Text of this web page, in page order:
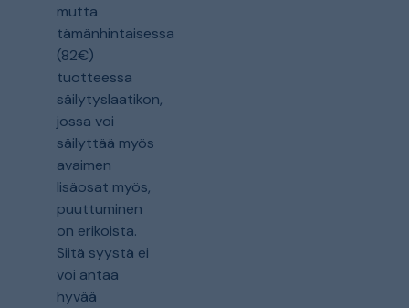
mutta
tämänhintaisessa
(82€)
tuotteessa
säilytyslaatikon,
jossa voi
säilyttää myös
avaimen
lisäosat myös,
puuttuminen
on erikoista.
Siitä syystä ei
voi antaa
hyvää